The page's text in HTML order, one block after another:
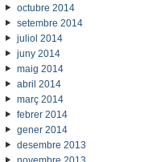
octubre 2014
setembre 2014
juliol 2014
juny 2014
maig 2014
abril 2014
març 2014
febrer 2014
gener 2014
desembre 2013